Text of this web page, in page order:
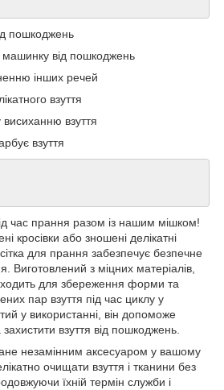
пошкоджень
від пошкоджень
інших речей
взуття
взуття
взуття
час прання разом із нашим мішком!
кросівки або зношені делікатні
для прання забезпечує безпечне
Виготовлений з міцних матеріалів,
для збереження форми та
пар взуття під час циклу у
у використанні, він допоможе
взуття від пошкоджень.
незамінним аксесуаром у вашому
очищати взуття і тканини без
їхній термін служби і